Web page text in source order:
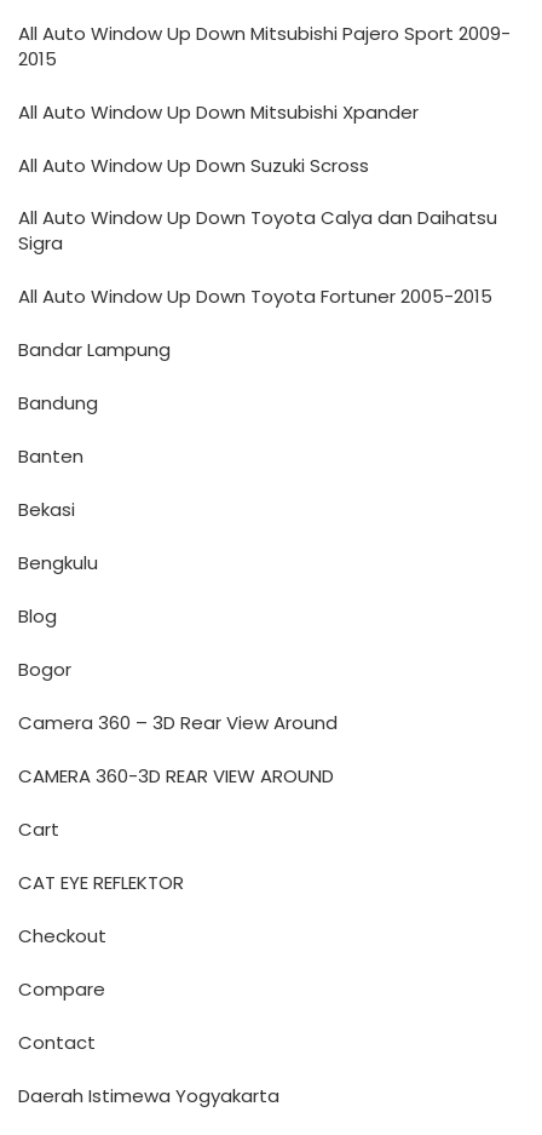
All Auto Window Up Down Mitsubishi Pajero Sport 2009-
2015
All Auto Window Up Down Mitsubishi Xpander
All Auto Window Up Down Suzuki Scross
All Auto Window Up Down Toyota Calya dan Daihatsu
Sigra
All Auto Window Up Down Toyota Fortuner 2005-2015
Bandar Lampung
Bandung
Banten
Bekasi
Bengkulu
Blog
Bogor
Camera 360 – 3D Rear View Around
CAMERA 360-3D REAR VIEW AROUND
Cart
CAT EYE REFLEKTOR
Checkout
Compare
Contact
Daerah Istimewa Yogyakarta